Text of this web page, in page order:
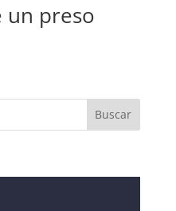
un preso